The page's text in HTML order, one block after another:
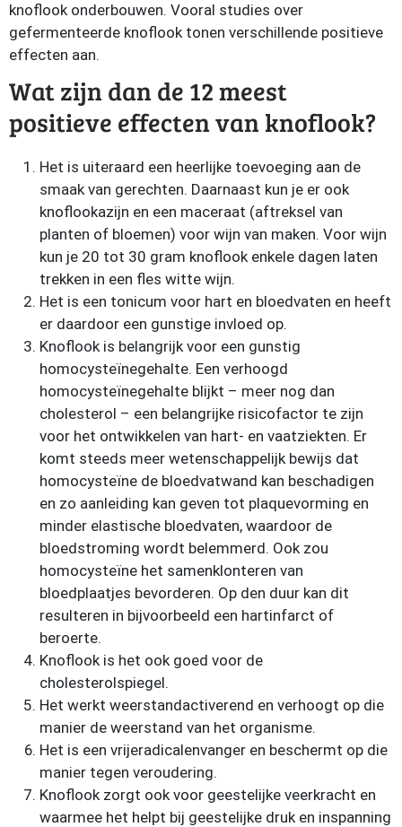
knoflook onderbouwen. Vooral studies over
gefermenteerde knoflook tonen verschillende positieve
effecten aan.
Wat zijn dan de 12 meest
positieve effecten van knoflook?
Het is uiteraard een heerlijke toevoeging aan de
smaak van gerechten. Daarnaast kun je er ook
knoflookazijn en een maceraat (aftreksel van
planten of bloemen) voor wijn van maken. Voor wijn
kun je 20 tot 30 gram knoflook enkele dagen laten
trekken in een fles witte wijn.
Het is een tonicum voor hart en bloedvaten en heeft
er daardoor een gunstige invloed op.
Knoflook is belangrijk voor een gunstig
homocysteïnegehalte. Een verhoogd
homocysteïnegehalte blijkt – meer nog dan
cholesterol – een belangrijke risicofactor te zijn
voor het ontwikkelen van hart- en vaatziekten. Er
komt steeds meer wetenschappelijk bewijs dat
homocysteïne de bloedvatwand kan beschadigen
en zo aanleiding kan geven tot plaquevorming en
minder elastische bloedvaten, waardoor de
bloedstroming wordt belemmerd. Ook zou
homocysteïne het samenklonteren van
bloedplaatjes bevorderen. Op den duur kan dit
resulteren in bijvoorbeeld een hartinfarct of
beroerte.
Knoflook is het ook goed voor de
cholesterolspiegel.
Het werkt weerstandactiverend en verhoogt op die
manier de weerstand van het organisme.
Het is een vrijeradicalenvanger en beschermt op die
manier tegen veroudering.
Knoflook zorgt ook voor geestelijke veerkracht en
waarmee het helpt bij geestelijke druk en inspanning